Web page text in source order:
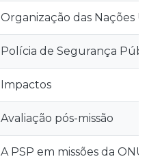
Organização das Nações
Polícia de Segurança
Impactos
Avaliação pós-missão
A PSP em missões da